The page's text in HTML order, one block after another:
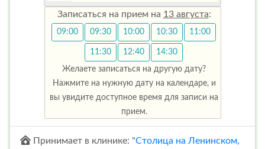
Записаться на прием на 13 августа:
09:00 09:30 10:00 10:30 11:00
11:30 12:40 14:30
Желаете записаться на другую дату?
Нажмите на нужную дату на календаре, и
вы увидите доступное время для записи на
прием.
Принимает в клинике: "Столица на Ленинском,